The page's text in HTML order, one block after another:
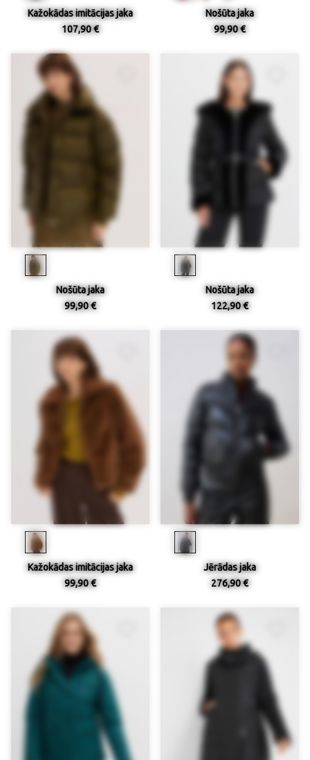
Kažokādas imitācijas jaka
107,90 €
Nošūta jaka
99,90 €
Nošūta jaka
99,90 €
Nošūta jaka
122,90 €
Kažokādas imitācijas jaka
99,90 €
Jērādas jaka
276,90 €